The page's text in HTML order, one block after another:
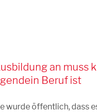
an muss
Beruf ist
wurde öffentlich, dass